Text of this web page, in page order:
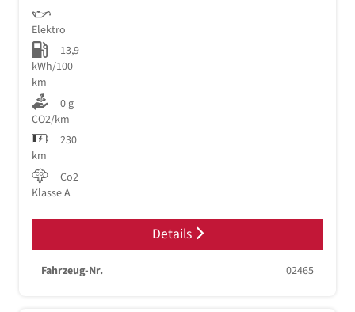
Elektro
13,9
kWh/100
km
0 g
CO2/km
230
km
Co2
Klasse A
Details
Fahrzeug-Nr. 02465